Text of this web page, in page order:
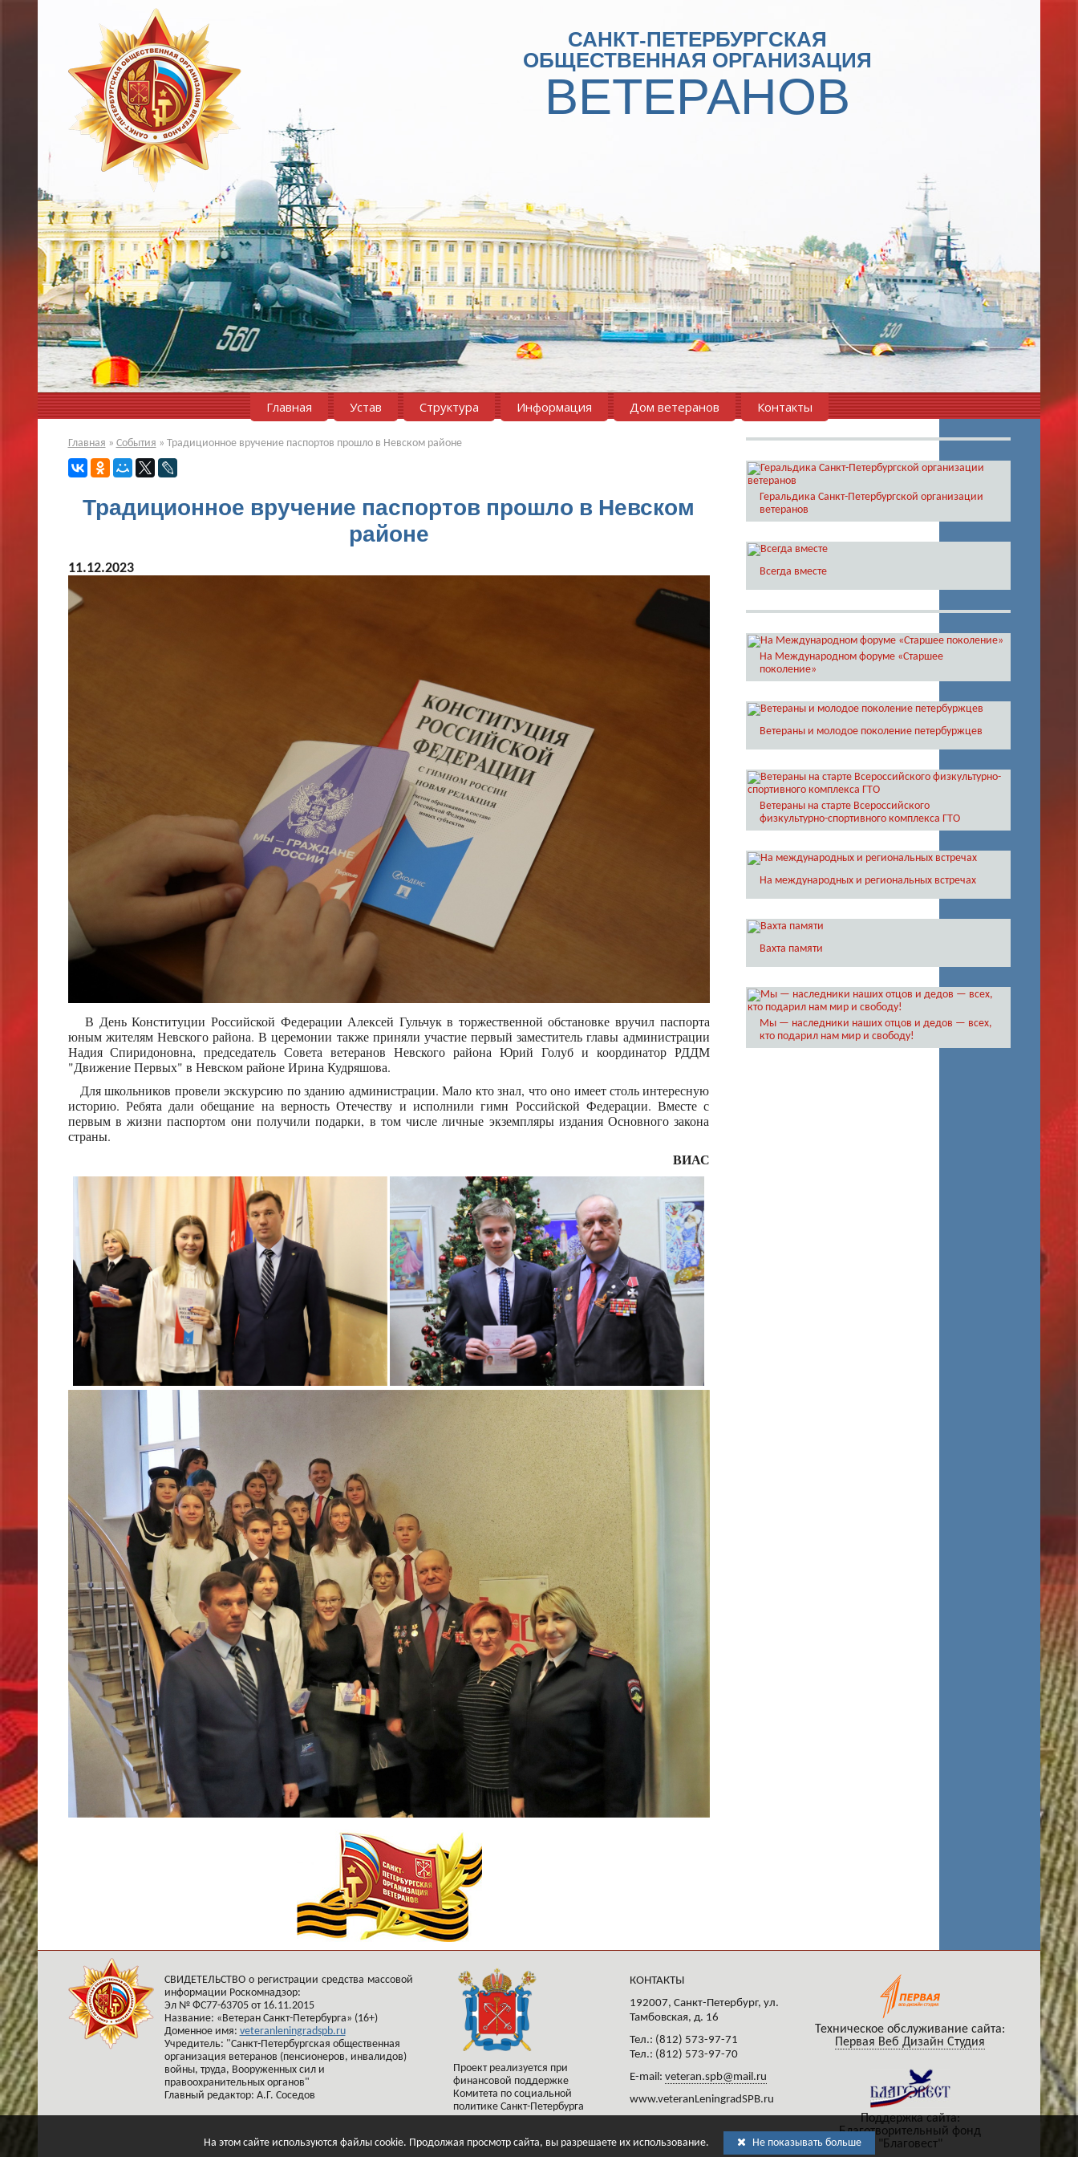
САНКТ-ПЕТЕРБУРГСКАЯ
ОБЩЕСТВЕННАЯ ОРГАНИЗАЦИЯ
ВЕТЕРАНОВ
Главная Устав Структура Информация Дом ветеранов Контакты
Главная » События » Традиционное вручение паспортов прошло в Невском районе
Традиционное вручение паспортов прошло в Невском
районе
11.12.2023
В День Конституции Российской Федерации Алексей Гульчук в торжественной обстановке вручил паспорта
юным жителям Невского района. В церемонии также приняли участие первый заместитель главы администрации
Надия Спиридоновна, председатель Совета ветеранов Невского района Юрий Голуб и координатор РДДМ
"Движение Первых" в Невском районе Ирина Кудряшова.
Для школьников провели экскурсию по зданию администрации. Мало кто знал, что оно имеет столь интересную
историю. Ребята дали обещание на верность Отечеству и исполнили гимн Российской Федерации. Вместе с
первым в жизни паспортом они получили подарки, в том числе личные экземпляры издания Основного закона
страны.
ВИАС
Геральдика Санкт-Петербургской организации
ветеранов
Всегда вместе
На Международном форуме «Старшее
поколение»
Ветераны и молодое поколение петербуржцев
Ветераны на старте Всероссийского
физкультурно-спортивного комплекса ГТО
На международных и региональных встречах
Вахта памяти
Мы — наследники наших отцов и дедов — всех,
кто подарил нам мир и свободу!
СВИДЕТЕЛЬСТВО о регистрации средства массовой
информации Роскомнадзор:
Эл № ФС77-63705 от 16.11.2015
Название: «Ветеран Санкт-Петербурга» (16+)
Доменное имя: veteranleningradspb.ru
Учредитель: "Санкт-Петербургская общественная
организация ветеранов (пенсионеров, инвалидов)
войны, труда, Вооруженных сил и
правоохранительных органов"
Главный редактор: А.Г. Соседов
Проект реализуется при
финансовой поддержке
Комитета по социальной
политике Санкт-Петербурга
КОНТАКТЫ
192007, Санкт-Петербург, ул.
Тамбовская, д. 16
Тел.: (812) 573-97-71
Тел.: (812) 573-97-70
E-mail: veteran.spb@mail.ru
www.veteranLeningradSPB.ru
Техническое обслуживание сайта:
Первая Веб Дизайн Студия
Поддержка сайта:
Благотворительный фонд
"Благовест"
На этом сайте используются файлы cookie. Продолжая просмотр сайта, вы разрешаете их использование. Не показывать больше